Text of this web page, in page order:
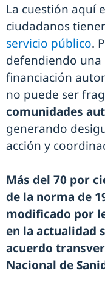
La cuestión aquí
ciudadanos
servicio público.
defendiendo
financiación
no puede ser
comunidades
generando
acción y
Más del 70 por
de la norma de
modificado por
en la actualidad
acuerdo
Nacional de